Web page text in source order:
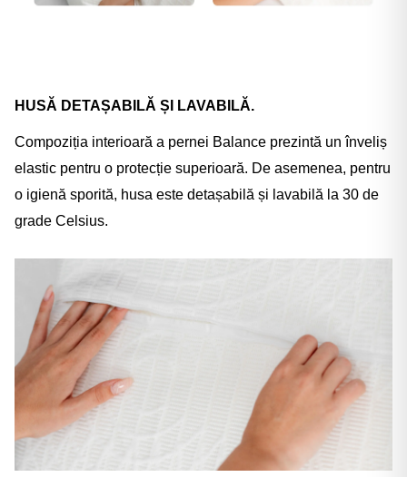
HUSĂ DETAȘABILĂ ȘI LAVABILĂ.
Compoziția interioară a pernei Balance prezintă un înveliș
elastic pentru o protecție superioară. De asemenea, pentru
o igienă sporită, husa este detașabilă și lavabilă la 30 de
grade Celsius.